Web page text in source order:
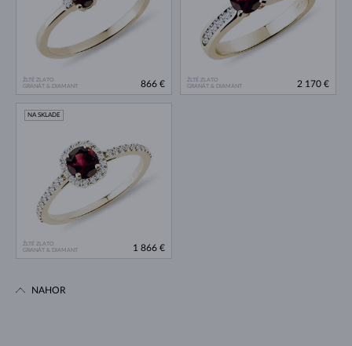
ŽLTÉ ZLATO
GRANÁT & DIAMANT
866 €
ŽLTÉ ZLATO
GRANÁT & DIAMANT
2 170 €
ŽLTÉ ZLATO
GRANÁT & DIAMANT
NA SKLADE
1 866 €
NAHOR